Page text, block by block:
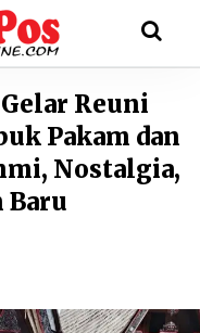
Gelar Reuni
Pakam dan
Nostalgia,
Baru